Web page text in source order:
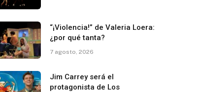
“¡Violencia!” de Valeria Loera:
¿por qué tanta?
7 agosto, 2026
Jim Carrey será el
protagonista de Los